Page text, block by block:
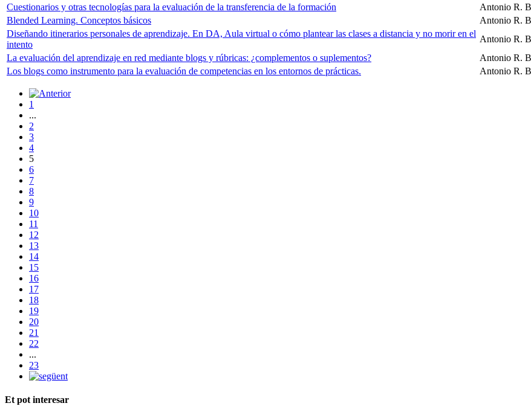
Cuestionarios y otras tecnologías para la evaluación de la transferencia de la formación
Antonio R.
Blended Learning. Conceptos básicos
Antonio R.
Diseñando itinerarios personales de aprendizaje. En DA, Aula virtual o cómo plantear las clases a distancia y no morir en el
intento
Antonio R.
La evaluación del aprendizaje en red mediante blogs y rúbricas: ¿complementos o suplementos?
Antonio R.
Los blogs como instrumento para la evaluación de competencias en los entornos de prácticas.
Antonio R.
1
...
2
3
4
5
6
7
8
9
10
11
12
13
14
15
16
17
18
19
20
21
22
...
23
Et pot interesar